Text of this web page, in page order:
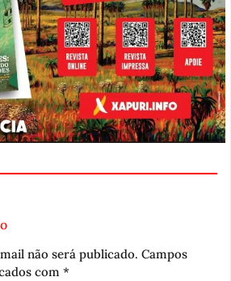
não será publicado. Campos
com *